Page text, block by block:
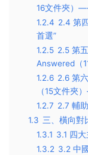
16文件夾）
1.2.4 2.4 第
首選”
1.2.5 2.5 第
Answered（
1.2.6 2.6 第
（15文件夾
1.2.7 2.7 輔
1.3 三、橫向對
1.3.1 3.1 四
1.3.2 3.2 中